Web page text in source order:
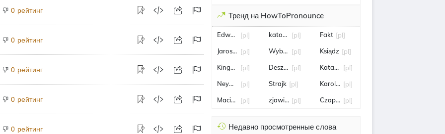
0 рейтинг
0 рейтинг
0 рейтинг
0 рейтинг
0 рейтинг
Тренд на HowToPronounce
Edward Miszczak
[pl]
Jarosław Kaczyński
[pl]
Kinga Rusin
[pl]
Neymar [pl]
Maciej Kurzajewski
[pl]
katowice[pl]
Wybory[pl]
Deszcz [pl]
Strajk [pl]
zjawisko[pl]
Fakt [pl]
Ksiądz [pl]
Katarzyna Kawa
[pl]
Karol Angielski
[pl]
Czaplinek
[pl]
Недавно просмотренные слова